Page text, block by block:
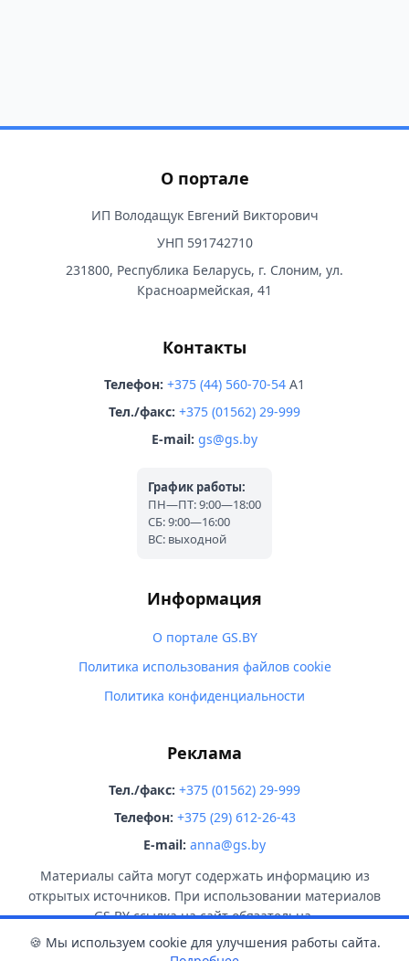
О портале
ИП Володащук Евгений Викторович
УНП 591742710
231800, Республика Беларусь, г. Слоним, ул.
Красноармейская, 41
Контакты
Телефон: +375 (44) 560-70-54 A1
Тел./факс: +375 (01562) 29-999
E-mail: gs@gs.by
График работы:
ПН—ПТ: 9:00—18:00
СБ: 9:00—16:00
ВС: выходной
Информация
О портале GS.BY
Политика использования файлов cookie
Политика конфиденциальности
Реклама
Тел./факс: +375 (01562) 29-999
Телефон: +375 (29) 612-26-43
E-mail: anna@gs.by
Материалы сайта могут содержать информацию из
открытых источников. При использовании материалов
GS.BY ссылка на сайт обязательна.
🍪 Мы используем cookie для улучшения работы сайта.